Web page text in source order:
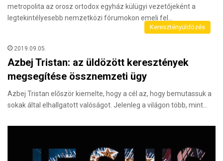
metropolita az orosz ortodox egyház külügyi vezetőjeként a
legtekintélyesebb nemzetközi fórumokon emeli fel…
Keresztényüldözés
2019.09.05.
Azbej Tristan: az üldözött keresztények
megsegítése össznemzeti ügy
Azbej Tristan először kiemelte, hogy a cél az, hogy bemutassuk a
sokak által elhallgatott valóságot. Jelenleg a világon több, mint…